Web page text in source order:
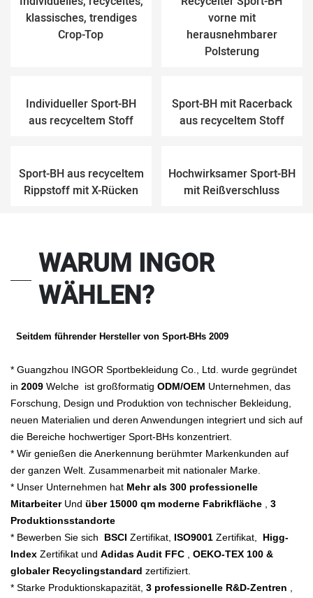
klassisches, trendiges
Crop-Top
vorne mit
herausnehmbarer
Polsterung
Individueller Sport-BH
aus recyceltem Stoff
Sport-BH mit Racerback
aus recyceltem Stoff
Sport-BH aus recyceltem
Rippstoff mit X-Rücken
Hochwirksamer Sport-BH
mit Reißverschluss
WARUM INGOR
WÄHLEN?
Seitdem führender Hersteller von Sport-BHs 2009
* Guangzhou INGOR Sportbekleidung Co., Ltd. wurde gegründet
in 2009 Welche ist großformatig ODM/OEM Unternehmen, das
Forschung, Design und Produktion von technischer Bekleidung,
neuen Materialien und deren Anwendungen integriert und sich auf
die Bereiche hochwertiger Sport-BHs konzentriert.
* Wir genießen die Anerkennung berühmter Markenkunden auf
der ganzen Welt. Zusammenarbeit mit nationaler Marke.
* Unser Unternehmen hat Mehr als 300 professionelle
Mitarbeiter Und über 15000 qm moderne Fabrikfläche
3
Produktionsstandorte
* Bewerben Sie sich BSCI Zertifikat, ISO9001 Zertifikat, Higg-
Index Zertifikat und Adidas Audit FFC
OEKO-TEX 100 &
globaler Recyclingstandard zertifiziert.
* Starke Produktionskapazität, 3 professionelle R&D-Zentren